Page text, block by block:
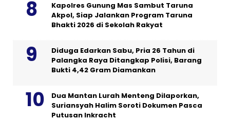
Kapolres Gunung Mas Sambut Taruna
Akpol, Siap Jalankan Program Taruna
Bhakti 2026 di Sekolah Rakyat
Diduga Edarkan Sabu, Pria 26 Tahun di
Palangka Raya Ditangkap Polisi, Barang
Bukti 4,42 Gram Diamankan
Dua Mantan Lurah Menteng Dilaporkan,
Suriansyah Halim Soroti Dokumen Pasca
Putusan Inkracht